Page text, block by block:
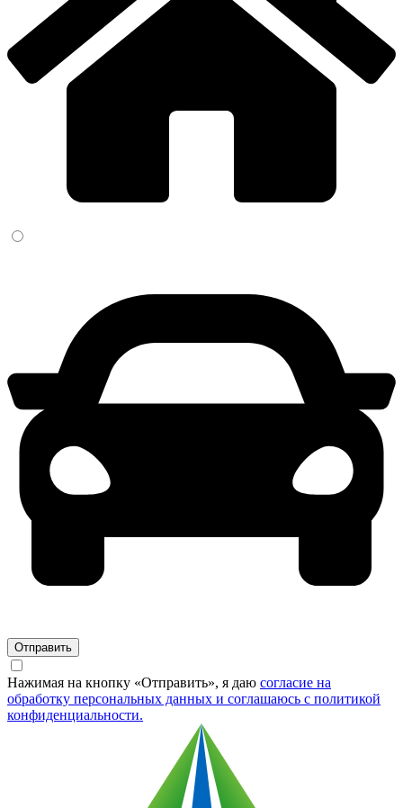
Отправить
Нажимая на кнопку «Отправить», я даю согласие на
обработку персональных данных и соглашаюсь c политикой
конфиденциальности.